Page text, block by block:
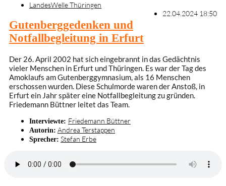
LandesWelle Thüringen
22.04.2024 18:50
Gutenberggedenken und
Notfallbegleitung in Erfurt
Der 26. April 2002 hat sich eingebrannt in das Gedächtnis
vieler Menschen in Erfurt und Thüringen. Es war der Tag des
Amoklaufs am Gutenberggymnasium, als 16 Menschen
erschossen wurden. Diese Schulmorde waren der Anstoß, in
Erfurt ein Jahr später eine Notfallbegleitung zu gründen.
Friedemann Büttner leitet das Team.
Interviewte: Friedemann Büttner
Autorin: Andrea Terstappen
Sprecher: Stefan Erbe